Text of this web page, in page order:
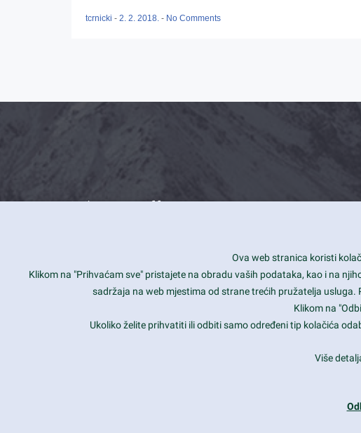
tcrnicki - 2. 2. 2018. - No Comments
What we offer
Is your website user friendly?
Ark offers weekly stunning designs.
Why our customers love Ark?
Smart and
Unlimited
Mobile ready
Ova web stranica koristi
Klikom na "Prihvaćam sve" pristajete na obradu vaših podataka, kao i na
sadržaja na web mjestima od strane trećih pružatelja
Klikom na
Ukoliko želite prihvatiti ili odbiti samo određeni tip kolačića
Više